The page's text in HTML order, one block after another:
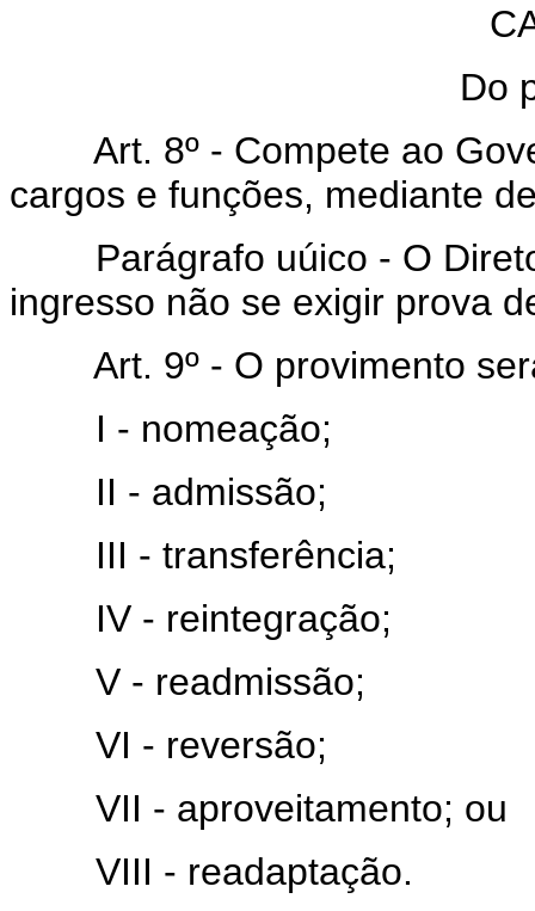
Do
Art. 8º - Compete ao
cargos e funções, mediante
Parágrafo uúico - O
ingresso não se exigir prova
Art. 9º - O provimento
I - nomeação;
II - admissão;
III - transferência;
IV - reintegração;
V - readmissão;
VI - reversão;
VII - aproveitamento; ou
VIII - readaptação.